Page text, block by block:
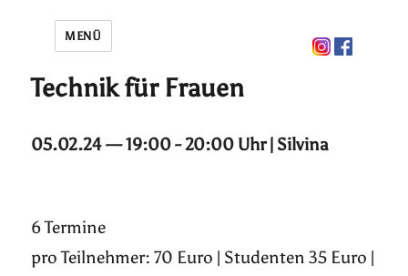
MENÜ
Technik für Frauen
05.02.24 — 19:00 - 20:00 Uhr | Silvina
6 Termine
pro Teilnehmer: 70 Euro | Studenten 35 Euro |